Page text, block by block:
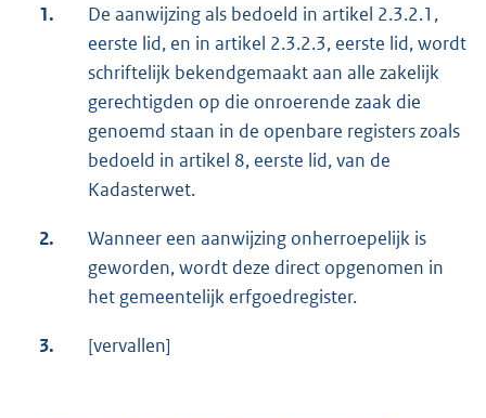
1.
De aanwijzing als bedoeld in artikel 2.3.2.1,
eerste lid, en in artikel 2.3.2.3, eerste lid, wordt
schriftelijk bekendgemaakt aan alle zakelijk
gerechtigden op die onroerende zaak die
genoemd staan in de openbare registers zoals
bedoeld in artikel 8, eerste lid, van de
Kadasterwet.
2.
Wanneer een aanwijzing onherroepelijk is
geworden, wordt deze direct opgenomen in
het gemeentelijk erfgoedregister.
3. [vervallen]